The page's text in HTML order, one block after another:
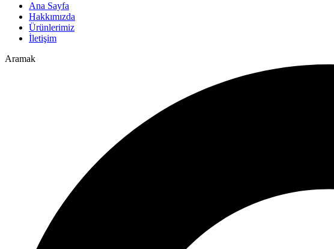
Ana Sayfa
Hakkımızda
Ürünlerimiz
İletişim
Aramak